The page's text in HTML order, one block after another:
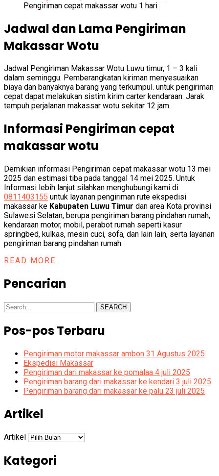
Pengiriman cepat makassar wotu 1 hari
Jadwal dan Lama Pengiriman
Makassar Wotu
Jadwal Pengiriman Makassar Wotu Luwu timur, 1 – 3 kali
dalam seminggu. Pemberangkatan kiriman menyesuaikan
biaya dan banyaknya barang yang terkumpul. untuk pengiriman
cepat dapat melakukan sistim kirim carter kendaraan. Jarak
tempuh perjalanan makassar wotu sekitar 12 jam.
Informasi Pengiriman cepat
makassar wotu
Demikian informasi Pengiriman cepat makassar wotu 13 mei
2025 dan estimasi tiba pada tanggal 14 mei 2025. Untuk
Informasi lebih lanjut silahkan menghubungi kami di
0811403155 untuk layanan pengiriman rute ekspedisi
makassar ke Kabupaten Luwu Timur dan area Kota provinsi
Sulawesi Selatan, berupa pengiriman barang pindahan rumah,
kendaraan motor, mobil, perabot rumah seperti kasur
springbed, kulkas, mesin cuci, sofa, dan lain lain, serta layanan
pengiriman barang pindahan rumah.
READ MORE
Pencarian
SEARCH
Pos-pos Terbaru
Pengiriman motor makassar ambon 31 Agustus 2025
Ekspedisi Makassar
Pengiriman dari makassar ke pomalaa 4 juli 2025
Pengiriman barang dari makassar ke kendari 3 juli 2025
Pengiriman barang dari makassar ke palu 23 juli 2025
Artikel
Artikel
Kategori